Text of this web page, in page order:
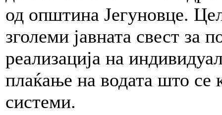
од општина Јегуновце.
зголеми јавната свест за
реализација на
плаќање на водата што се
системи.